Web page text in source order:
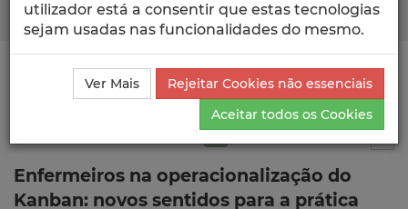
Ciência_Iscte Publicações
Descrição Detalhada da
Publicação
Enfermeiros na operacionalização do
Kanban: novos sentidos para a prática
utilizador está a consentir que estas tecnologias
sejam usadas nas funcionalidades do mesmo.
Ver Mais
Rejeitar Cookies não essenciais
Aceitar todos os Cookies